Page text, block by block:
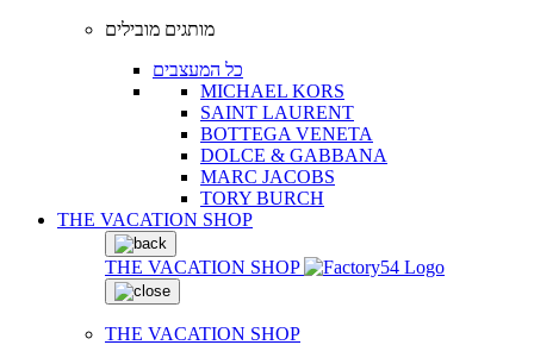
מותגים מובילים
כל המעצבים
MICHAEL KORS
SAINT LAURENT
BOTTEGA VENETA
DOLCE & GABBANA
MARC JACOBS
TORY BURCH
THE VACATION SHOP
THE VACATION SHOP
THE VACATION SHOP